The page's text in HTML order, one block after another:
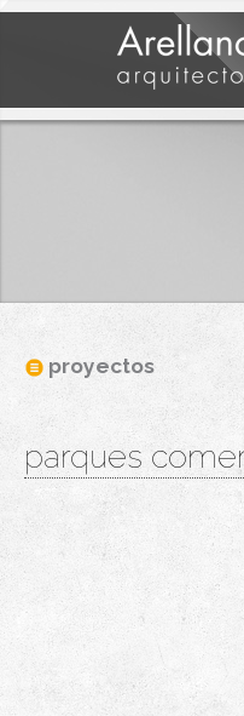
proyectos
parques